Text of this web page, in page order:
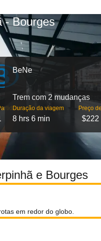
- Bourges
BeNe
Trem com 2 mudanças
Duração da viagem
8 hrs 6 min
Preço
$222
e Bourges
em redor do globo.